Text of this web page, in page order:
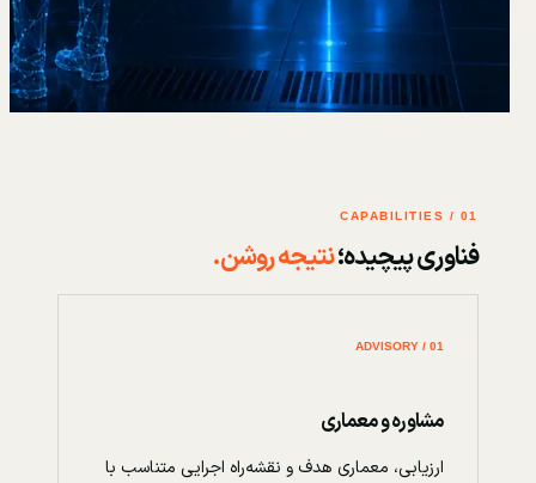
01 / CAPABILITIES
فناوری پیچیده؛نتیجه روشن.
01 / ADVISORY
مشاوره و معماری
ارزیابی، معماری هدف و نقشه‌راه اجرایی متناسب با